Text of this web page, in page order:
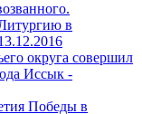
в
округа совершил
Иссык -
Победы в